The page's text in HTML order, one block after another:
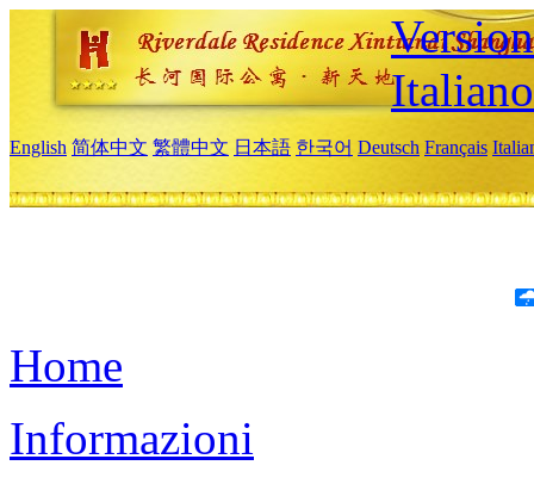
Italiano
English 简体中文 繁體中文 日本語 한국어 Deutsch Français
Home
Informazioni